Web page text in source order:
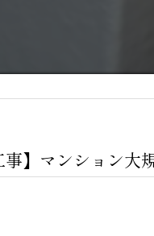
事】マンション